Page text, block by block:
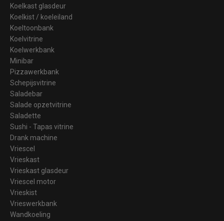
Koelkast glasdeur
Koelkist / koeleiland
Koeltoonbank
Koelvitrine
Koelwerkbank
Minibar
Pizzawerkbank
Schepijsvitrine
Saladebar
Salade opzetvitrine
Saladette
Sushi - Tapas vitrine
Drank machine
Vriescel
Vrieskast
Vrieskast glasdeur
Vriescel motor
Vrieskist
Vrieswerkbank
Wandkoeling